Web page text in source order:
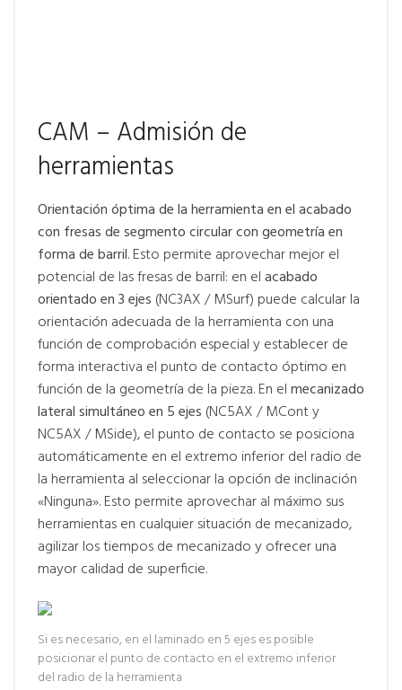
CAM – Admisión de
herramientas
Orientación óptima de la herramienta en el acabado
con fresas de segmento circular con geometría en
forma de barril. Esto permite aprovechar mejor el
potencial de las fresas de barril: en elacabado
orientado en 3 ejes (NC3AX / MSurf) puede calcular la
orientación adecuada de la herramienta con una
función de comprobación especial y establecer de
forma interactiva el punto de contacto óptimo en
función de la geometría de la pieza. En elmecanizado
lateral simultáneo en 5 ejes (NC5AX / MCont y
NC5AX / MSide), el punto de contacto se posiciona
automáticamente en el extremo inferior del radio de
la herramienta al seleccionar la opción de inclinación
«Ninguna». Esto permite aprovechar al máximo sus
herramientas en cualquier situación de mecanizado,
agilizar los tiempos de mecanizado y ofrecer una
mayor calidad de superficie.
Si es necesario, en el laminado en 5 ejes es posible
posicionar el punto de contacto en el extremo inferior
del radio de la herramienta